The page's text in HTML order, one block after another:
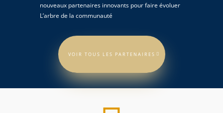
nouveaux partenaires innovants pour faire évoluer
L’arbre de la communauté
VOIR TOUS LES PARTENAIRES